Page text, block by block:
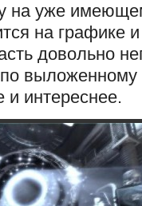
на уже
на графике
довольно
выложенному
и интереснее.